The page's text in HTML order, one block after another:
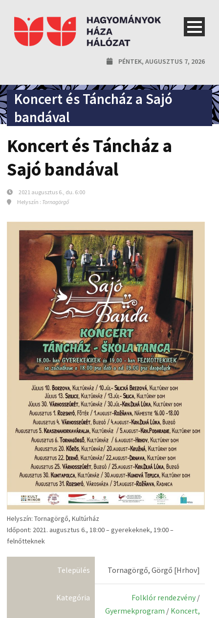
PÉNTEK, AUGUSZTUS 7, 2026
Koncert és Táncház a Sajó
bandával
Koncert és Táncház a
Sajó bandával
2021 augusztus 6., du. 6:00
Helyszín : Tornagörgő
Helyszín: Tornagörgő, Kultúrház
Időpont: 2021. augusztus 6., 18:00 – gyerekeknek, 19:00 –
felnőtteknek
Település Tornagörgő, Görgő [Hrhov]
Kategória Folklór rendezvény /
Gyermekprogram / Koncert,